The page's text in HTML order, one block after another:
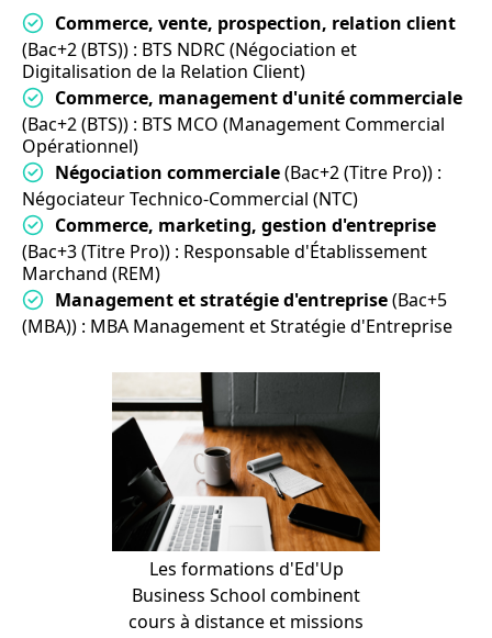
Commerce, vente, prospection, relation client
(Bac+2 (BTS)) : BTS NDRC (Négociation et
Digitalisation de la Relation Client)
Commerce, management d'unité commerciale
(Bac+2 (BTS)) : BTS MCO (Management Commercial
Opérationnel)
Négociation commerciale(Bac+2 (Titre Pro)) :
Négociateur Technico-Commercial (NTC)
Commerce, marketing, gestion d'entreprise
(Bac+3 (Titre Pro)) : Responsable d'Établissement
Marchand (REM)
Management et stratégie d'entreprise(Bac+5
(MBA)) : MBA Management et Stratégie d'Entreprise
Les formations d'Ed'Up
Business School combinent
cours à distance et missions